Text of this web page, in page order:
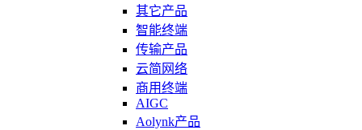
其它产品
智能终端
传输产品
云简网络
商用终端
AIGC
Aolynk产品